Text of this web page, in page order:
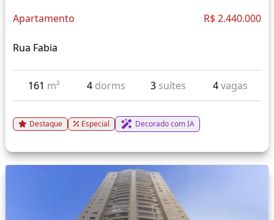
Apartamento R$ 2.440.000
Rua Fabia
161 m² 4 dorms 3 suítes 4vagas
Destaque Especial Decorado com IA